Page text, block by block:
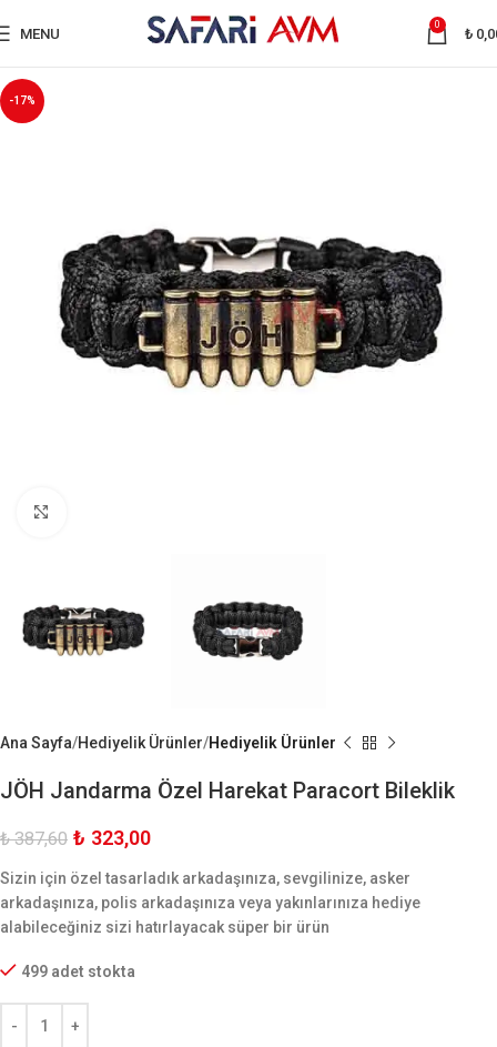
MENU
0
₺
-17%
Ana Sayfa Hediyelik Ürünler Hediyelik Ürünler
JÖH Jandarma Özel Harekat Paracort Bileklik
₺387,60 ₺ 323,00
Sizin için özel tasarladık arkadaşınıza, sevgilinize, asker
arkadaşınıza, polis arkadaşınıza veya yakınlarınıza hediye
alabileceğiniz sizi hatırlayacak süper bir ürün
499 adet stokta